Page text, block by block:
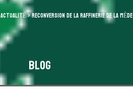
ACTUALITÉ>RECONVERSION DE LA RAFFINERIE DE LA MÈDE
Blog